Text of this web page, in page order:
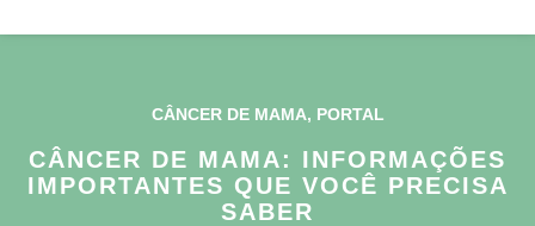
CÂNCER DE MAMA, PORTAL
CÂNCER DE MAMA: INFORMAÇÕES
IMPORTANTES QUE VOCÊ PRECISA
SABER